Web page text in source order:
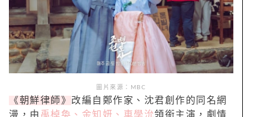
圖片來源：MBC
《朝鮮律師》 改編自鄭作家、沈君創作的同名網
漫，由 禹棹奐、金知妍、車學沇領銜主演，劇情